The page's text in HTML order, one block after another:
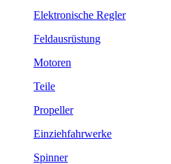
Elektronische Regler
Feldausrüstung
Motoren
Teile
Propeller
Einziehfahrwerke
Spinner